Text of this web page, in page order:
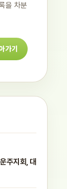
을 차분
가기
주지회, 대